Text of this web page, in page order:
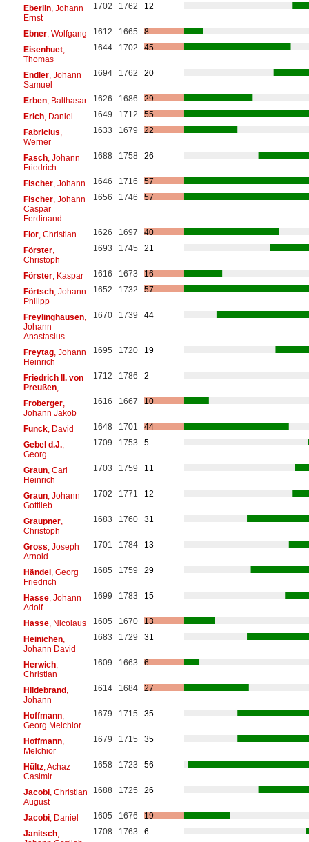
Eberlin, Johann
Ernst
1702 1762 12
Ebner, Wolfgang 1612 1665
8
Eisenhuet,
Thomas
1644 1702 45
Endler, Johann
Samuel
1694 1762 20
Erben, Balthasar 1626 1686
29
Erich, Daniel 1649 1712
55
Fabricius
Werner
1633 1679 22
Fasch, Johann
Friedrich
1688 1758 26
Fischer, Johann 1646 1716
57
Fischer, Johann
Caspar
Ferdinand
1656 1746 57
Flor, Christian 1626 1697
40
Förster,
Christoph
1693 1745 21
Förster, Kaspar 1616 1673
16
Förtsch, Johann
Philipp
1652 1732 57
Freylinghausen,
Johann
Anastasius
1670 1739 44
Freytag, Johann
Heinrich
1695 1720 19
Friedrich II. von
Preußen,
1712 1786 2
Froberger,
Johann Jakob
1616 1667 10
Funck, David 1648 1701
44
Gebel d.J.,
Georg
1709 1753 5
Graun, Carl
Heinrich
1703 1759 11
Graun, Johann
Gottlieb
1702 1771 12
Graupner,
Christoph
1683 1760 31
Gross , Joseph
Arnold
1701 1784 13
Händel, Georg
Friedrich
1685 1759 29
Hasse, Johann
Adolf
1699 1783 15
Hasse, Nicolaus 1605 1670
13
Heinichen,
Johann David
1683 1729 31
Herwich,
Christian
1609 1663 6
Hildebrand,
Johann
1614 1684 27
Hoffmann,
Georg Melchior
1679 1715 35
Hoffmann,
Melchior
1679 1715 35
Hültz, Achaz
Casimir
1658 1723 56
Jacobi, Christian
August
1688 1725 26
Jacobi, Daniel 1605 1676
19
Janitsch,
1708 1763 6